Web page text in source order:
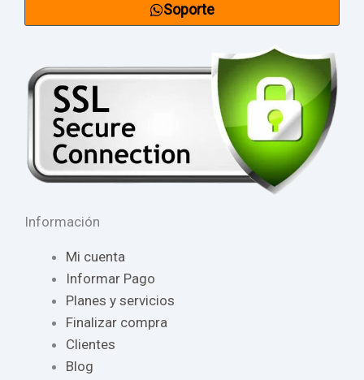
Soporte
Información
Mi cuenta
Informar Pago
Planes y servicios
Finalizar compra
Clientes
Blog